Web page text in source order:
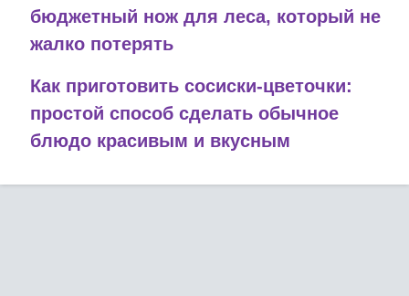
бюджетный нож для леса, который не
жалко потерять
Как приготовить сосиски-цветочки:
простой способ сделать обычное
блюдо красивым и вкусным